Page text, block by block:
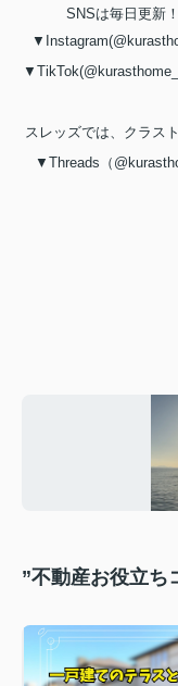
SNSは毎日更新
スレッズでは、クラス
▼Threads（
”不動産お役立ち